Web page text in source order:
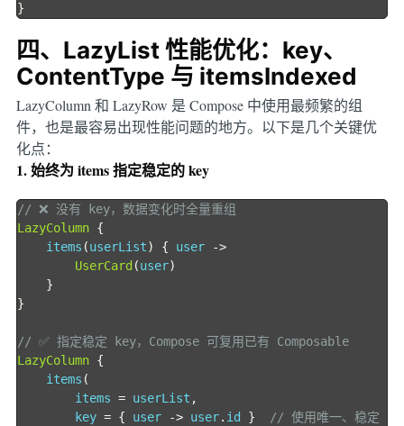
}
四、LazyList 性能优化：key、
ContentType 与 itemsIndexed
LazyColumn 和 LazyRow 是 Compose 中使用最频繁的组
件，也是最容易出现性能问题的地方。以下是几个关键优
化点：
1. 始终为 items 指定稳定的 key
// ❌ 没有 key，数据变化时全量重组
LazyColumn {
items (userList) { user
->
UserCard (user)
}
}
// ✅ 指定稳定 key，Compose 可复用已有 Composable
LazyColumn {
items (
items = userList ,
key = { user -> user. id }
// 使用唯一、稳定